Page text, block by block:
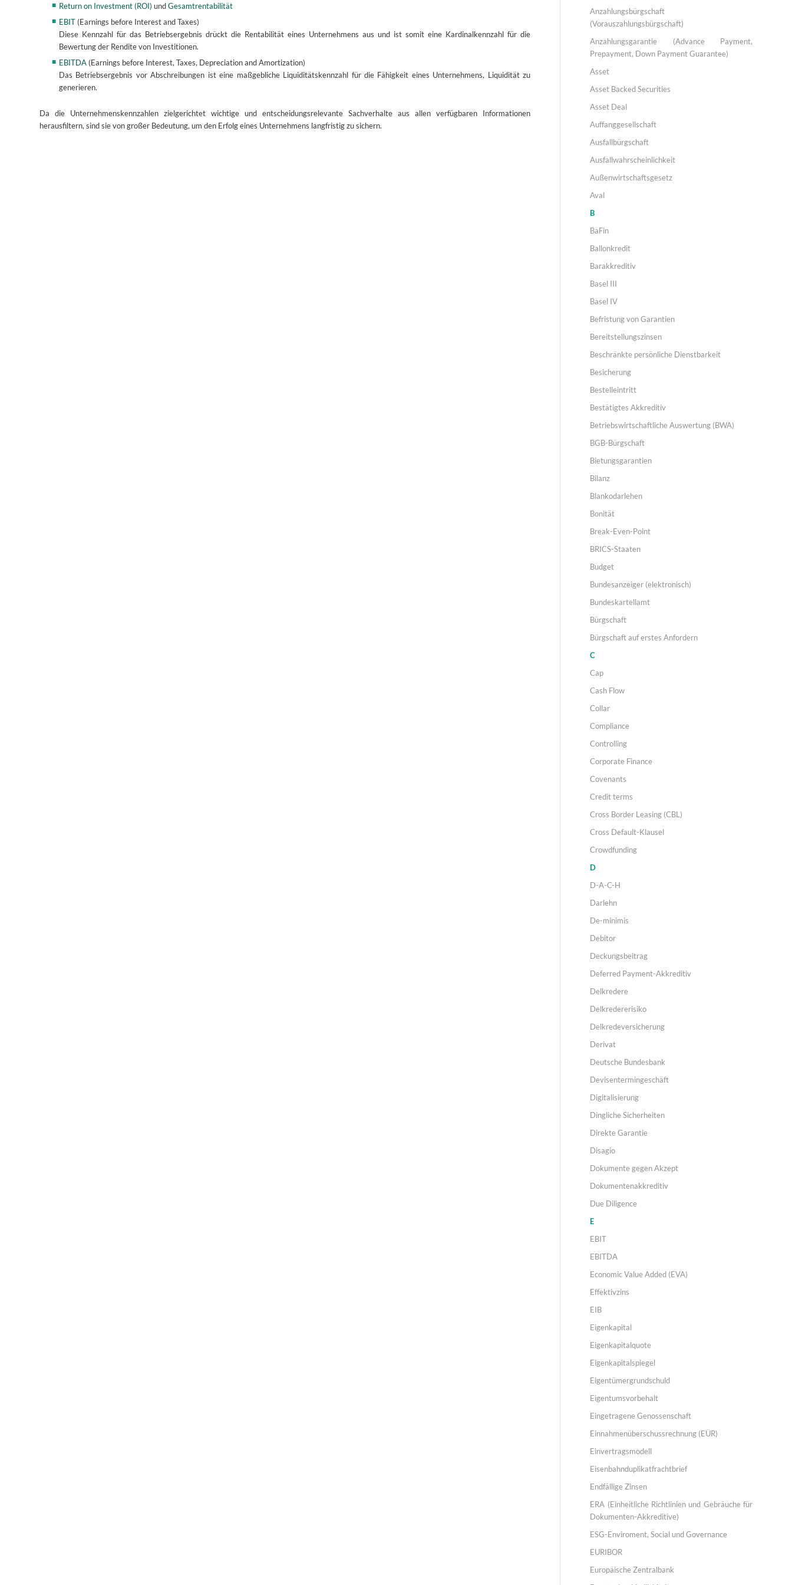
Return on Investment (ROI) undGesamtrentabilität
EBIT (Earnings before Interest and Taxes)
Diese Kennzahl für das Betriebsergebnis drückt die Rentabilität eines Unternehmens aus und ist somit eine Kardinalkennzahl für die
Bewertung der Rendite von Investitionen.
EBITDA (Earnings before Interest, Taxes, Depreciation and Amortization)
Das Betriebsergebnis vor Abschreibungen ist eine maßgebliche Liquiditätskennzahl für die Fähigkeit eines Unternehmens, Liquidität zu
generieren.
Da die Unternehmenskennzahlen zielgerichtet wichtige und entscheidungsrelevante Sachverhalte aus allen verfügbaren Informationen
herausfiltern, sind sie von großer Bedeutung, um den Erfolg eines Unternehmens langfristig zu sichern.
Anzahlungsbürgschaft
(Vorauszahlungsbürgschaft)
Anzahlungsgarantie (Advance Payment,
Prepayment, Down Payment Guarantee)
Asset
Asset Backed Securities
Asset Deal
Auffanggesellschaft
Ausfallbürgschaft
Ausfallwahrscheinlichkeit
Außenwirtschaftsgesetz
Aval
B
BaFin
Ballonkredit
Barakkreditiv
Basel III
Basel IV
Befristung von Garantien
Bereitstellungszinsen
Beschränkte persönliche Dienstbarkeit
Besicherung
Bestelleintritt
Bestätigtes Akkreditiv
Betriebswirtschaftliche Auswertung (BWA)
BGB-Bürgschaft
Bietungsgarantien
Bilanz
Blankodarlehen
Bonität
Break-Even-Point
BRICS-Staaten
Budget
Bundesanzeiger (elektronisch)
Bundeskartellamt
Bürgschaft
Bürgschaft auf erstes Anfordern
C
Cap
Cash Flow
Collar
Compliance
Controlling
Corporate Finance
Covenants
Credit terms
Cross Border Leasing (CBL)
Cross Default-Klausel
Crowdfunding
D
D-A-C-H
Darlehn
De-minimis
Debitor
Deckungsbeitrag
Deferred Payment-Akkreditiv
Delkredere
Delkredererisiko
Delkredeversicherung
Derivat
Deutsche Bundesbank
Devisentermingeschäft
Digitalisierung
Dingliche Sicherheiten
Direkte Garantie
Disagio
Dokumente gegen Akzept
Dokumentenakkreditiv
Due Diligence
E
EBIT
EBITDA
Economic Value Added (EVA)
Effektivzins
EIB
Eigenkapital
Eigenkapitalquote
Eigenkapitalspiegel
Eigentümergrundschuld
Eigentumsvorbehalt
Eingetragene Genossenschaft
Einnahmenüberschussrechnung (EÜR)
Einvertragsmodell
Eisenbahnduplikatfrachtbrief
Endfällige Zinsen
ERA (Einheitliche Richtlinien und Gebräuche für
Dokumenten-Akkreditive)
ESG-Enviroment, Social und Governance
EURIBOR
Europäische Zentralbank